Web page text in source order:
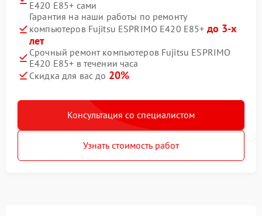
E420 E85+ сами
Гарантия на наши работы по ремонту
компьютеров Fujitsu ESPRIMO E420 E85+ до 3-х
лет
Срочный ремонт компьютеров Fujitsu ESPRIMO
E420 E85+ в течении часа
Скидка для вас до 20%
Консультация со специалистом
Узнать стоимость работ